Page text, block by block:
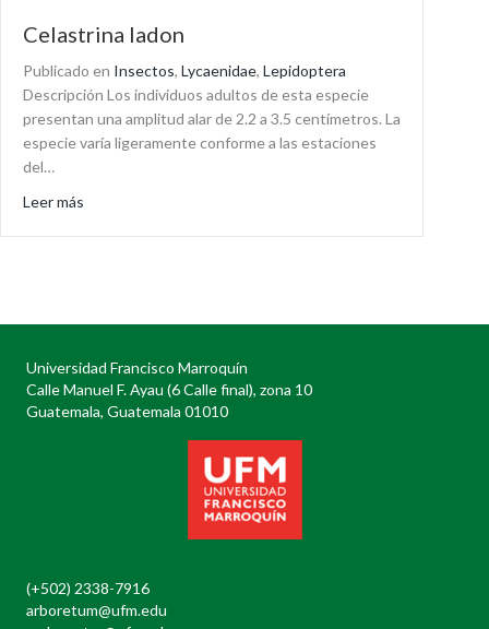
Celastrina ladon
Publicado en Insectos, Lycaenidae, Lepidoptera
Descripción Los individuos adultos de esta especie
presentan una amplitud alar de 2.2 a 3.5 centímetros. La
especie varía ligeramente conforme a las estaciones
del…
Leer más
Universidad Francisco Marroquín
Calle Manuel F. Ayau (6 Calle final), zona 10
Guatemala, Guatemala 01010
(+502) 2338-7916
arboretum@ufm.edu